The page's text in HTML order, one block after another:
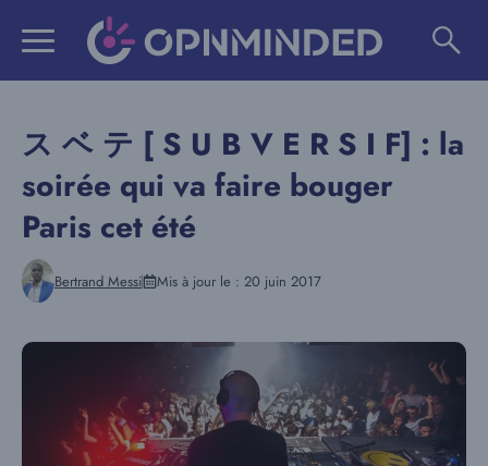
ス ベ テ [ S U B V E R S I F] : la
soirée qui va faire bouger
Paris cet été
Bertrand Messi Mis à jour le : 20 juin 2017